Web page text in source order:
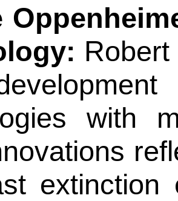
with
extinction